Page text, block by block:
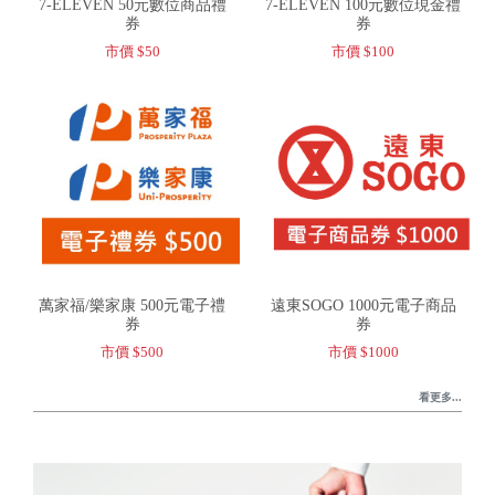
7-ELEVEN 50元數位商品禮
券
市價 $50
7-ELEVEN 100元數位現金禮
券
市價 $100
萬家福/樂家康 500元電子禮
券
市價 $500
遠東SOGO 1000元電子商品
券
市價 $1000
看更多...